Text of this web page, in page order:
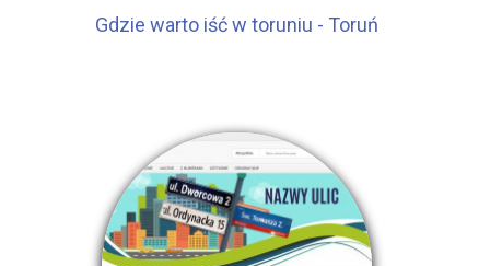
Gdzie warto iść w toruniu - Toruń